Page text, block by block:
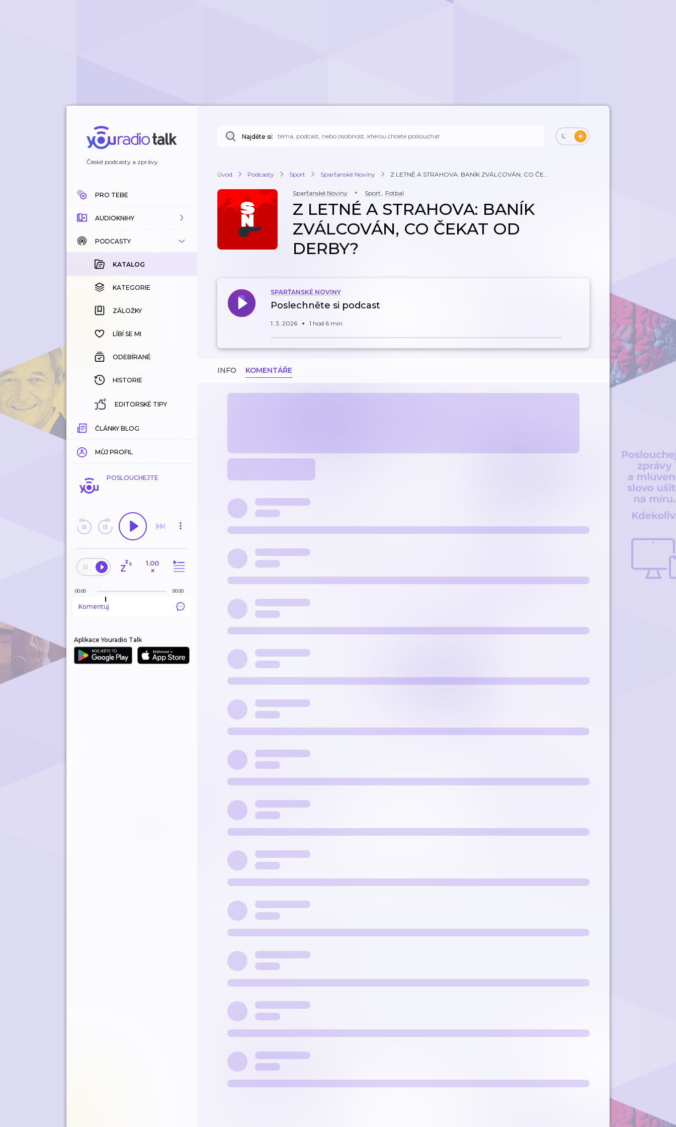
České podcasty a zprávy
PRO TEBE
AUDIOKNIHY
KATALOG
KOUPENÉ
KATEGORIE
ZÁLOŽKY
HISTORIE
PODCASTY
KATALOG
KATEGORIE
ZÁLOŽKY
LÍBÍ SE MI
ODEBÍRANÉ
HISTORIE
EDITORSKÉ TIPY
ČLÁNKY BLOG
MŮJ PROFIL
POSLOUCHEJTE
1.00
×
00:00 00:00
Komentuj
Aplikace Youradio Talk
Najděte si:
Úvod Podcasty Sport Sparťanské Noviny Z LETNÉ A STRAHOVA: BANÍK ZVÁLCOVÁN, CO ČE...
Sparťanské Noviny Sport, Fotbal
Z LETNÉ A STRAHOVA: BANÍK
ZVÁLCOVÁN, CO ČEKAT OD
DERBY?
SPARŤANSKÉ NOVINY
Poslechněte si podcast
1. 3. 2026 1 hod 6 min
INFO KOMENTÁŘE